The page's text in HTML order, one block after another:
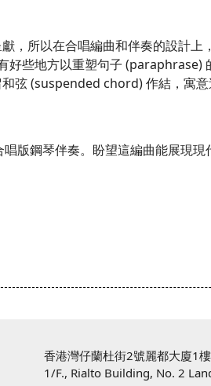
，所以在合唱編曲和伴奏的設計
些地方以重塑句子 (paraphrase)
弦 (suspended chord) 作結，寓
版鋼琴伴奏。盼望這編曲能展現
香港灣仔蘭杜街2號麗都大廈1樓
1/F., Rialto Building, No. 2